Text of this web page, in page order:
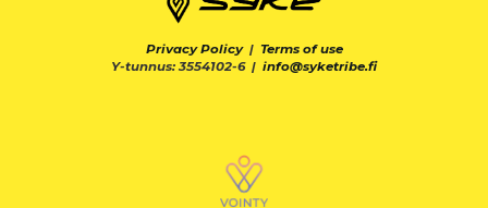
Privacy Policy| Terms of use
Y-tunnus: 3554102-6 | info@syketribe.fi